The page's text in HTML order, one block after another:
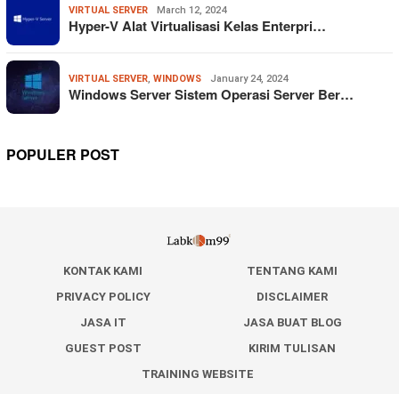
VIRTUAL SERVER March 12, 2024
Hyper-V Alat Virtualisasi Kelas Enterpri…
VIRTUAL SERVER, WINDOWS January 24, 2024
Windows Server Sistem Operasi Server Ber…
POPULER POST
KONTAK KAMI
TENTANG KAMI
PRIVACY POLICY
DISCLAIMER
JASA IT
JASA BUAT BLOG
GUEST POST
KIRIM TULISAN
TRAINING WEBSITE